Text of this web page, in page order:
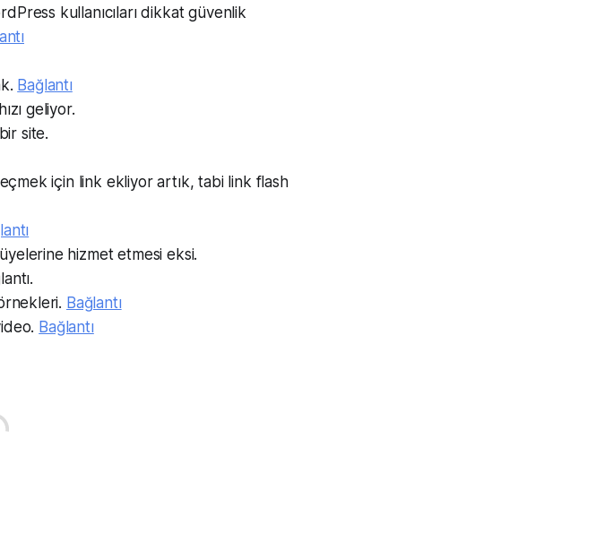
kullanıcıları dikkat güvenlik
Bağlantı
geliyor.
site.
için link ekliyor artık, tabi link flash
hizmet etmesi eksi.
Bağlantı
Bağlantı